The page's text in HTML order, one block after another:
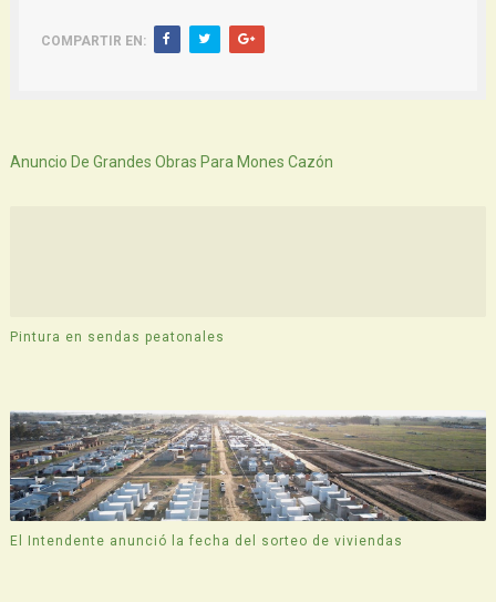
COMPARTIR EN:
Anuncio De Grandes Obras Para Mones Cazón
Pintura en sendas peatonales
El Intendente anunció la fecha del sorteo de viviendas